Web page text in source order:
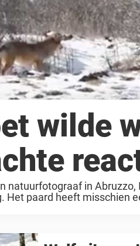
wilde
natuurfotograaf in
paard heeft misschien